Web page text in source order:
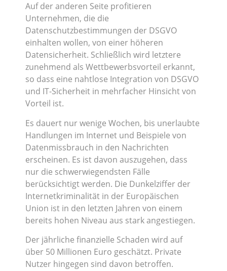
Auf der anderen Seite profitieren
Unternehmen, die die
Datenschutzbestimmungen der DSGVO
einhalten wollen, von einer höheren
Datensicherheit. Schließlich wird letztere
zunehmend als Wettbewerbsvorteil erkannt,
so dass eine nahtlose Integration von DSGVO
und IT-Sicherheit in mehrfacher Hinsicht von
Vorteil ist.
Es dauert nur wenige Wochen, bis unerlaubte
Handlungen im Internet und Beispiele von
Datenmissbrauch in den Nachrichten
erscheinen. Es ist davon auszugehen, dass
nur die schwerwiegendsten Fälle
berücksichtigt werden. Die Dunkelziffer der
Internetkriminalität in der Europäischen
Union ist in den letzten Jahren von einem
bereits hohen Niveau aus stark angestiegen.
Der jährliche finanzielle Schaden wird auf
über 50 Millionen Euro geschätzt. Private
Nutzer hingegen sind davon betroffen.